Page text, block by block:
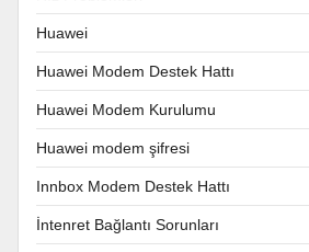
Huawei
Huawei Modem Destek Hattı
Huawei Modem Kurulumu
Huawei modem şifresi
Innbox Modem Destek Hattı
İntenret Bağlantı Sorunları